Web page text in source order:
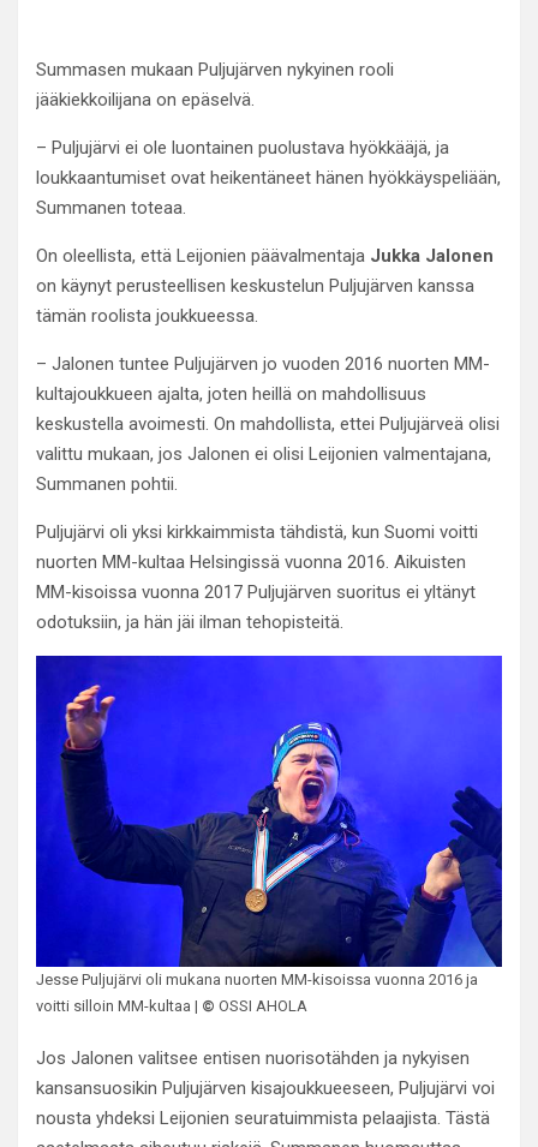
Summasen mukaan Puljujärven nykyinen rooli
jääkiekkoilijana on epäselvä.
– Puljujärvi ei ole luontainen puolustava hyökkääjä, ja
loukkaantumiset ovat heikentäneet hänen hyökkäyspeliään,
Summanen toteaa.
On oleellista, että Leijonien päävalmentaja Jukka Jalonen
on käynyt perusteellisen keskustelun Puljujärven kanssa
tämän roolista joukkueessa.
– Jalonen tuntee Puljujärven jo vuoden 2016 nuorten MM-
kultajoukkueen ajalta, joten heillä on mahdollisuus
keskustella avoimesti. On mahdollista, ettei Puljujärveä olisi
valittu mukaan, jos Jalonen ei olisi Leijonien valmentajana,
Summanen pohtii.
Puljujärvi oli yksi kirkkaimmista tähdistä, kun Suomi voitti
nuorten MM-kultaa Helsingissä vuonna 2016. Aikuisten
MM-kisoissa vuonna 2017 Puljujärven suoritus ei yltänyt
odotuksiin, ja hän jäi ilman tehopisteitä.
Jesse Puljujärvi oli mukana nuorten MM-kisoissa vuonna 2016 ja
voitti silloin MM-kultaa | © OSSI AHOLA
Jos Jalonen valitsee entisen nuorisotähden ja nykyisen
kansansuosikin Puljujärven kisajoukkueeseen, Puljujärvi voi
nousta yhdeksi Leijonien seuratuimmista pelaajista. Tästä